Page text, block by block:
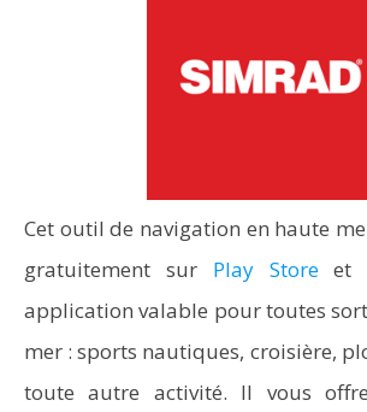
Cet outil de navigation en haute
gratuitement sur Play Storeet
application valable pour toutes
mer : sports nautiques, croisière,
toute autre activité. Il vous